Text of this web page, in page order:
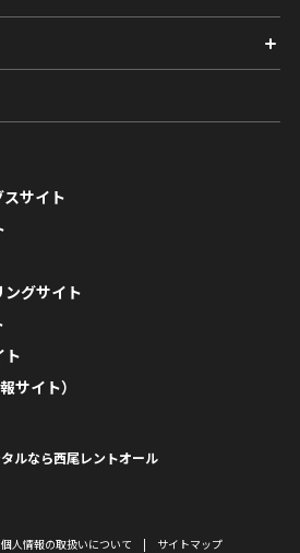
サイト
グサイト
ト
サイト）
ルなら西尾レントオール
個人情報の取扱いについて サイトマップ